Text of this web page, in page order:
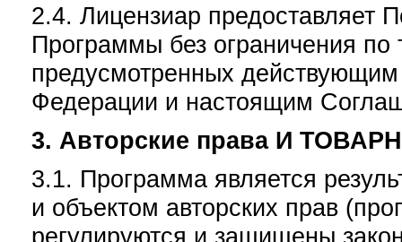
2.4. Лицензиар предоставляет
Программы без ограничения по
предусмотренных действующим
Федерации и настоящим
3. Авторские права И
3.1. Программа является
и объектом авторских прав
регулируются и защищены